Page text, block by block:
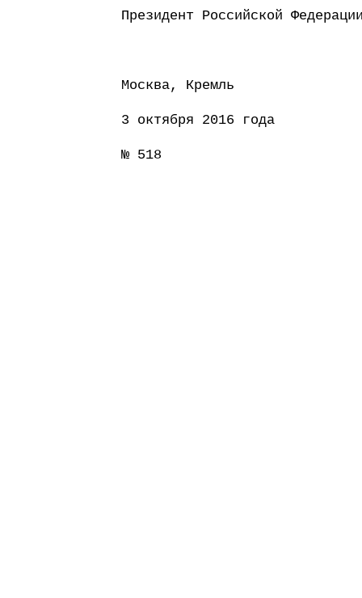
Президент
Москва, Кремль
3 октября 2016 года
№ 518